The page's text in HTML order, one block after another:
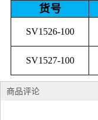
货号
SV1526-100
SV1527-100
商品评论